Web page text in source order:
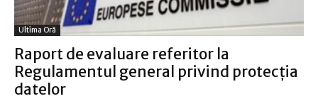
Ultima Oră
Raport de evaluare referitor la
Regulamentul general privind protecţia
datelor